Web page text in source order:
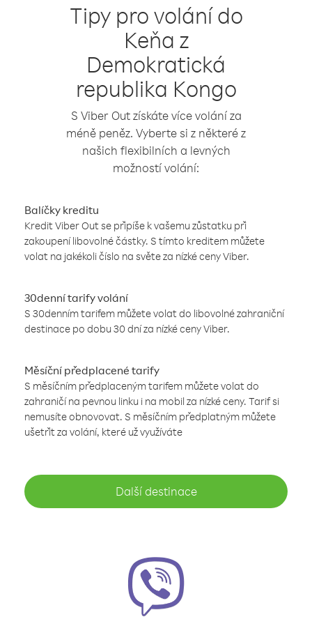
Tipy pro volání do
Keňa z
Demokratická
republika Kongo
S Viber Out získáte více volání za
méně peněz. Vyberte si z některé z
našich flexibilních a levných
možností volání:
Balíčky kreditu
Kredit Viber Out se připíše k vašemu zůstatku při
zakoupení libovolné částky. S tímto kreditem můžete
volat na jakékoli číslo na světe za nízké ceny Viber.
30denní tarify volání
S 30denním tarifem můžete volat do libovolné zahraniční
destinace po dobu 30 dní za nízké ceny Viber.
Měsíční předplacené tarify
S měsíčním předplaceným tarifem můžete volat do
zahraničí na pevnou linku i na mobil za nízké ceny. Tarif si
nemusíte obnovovat. S měsíčním předplatným můžete
ušetřit za volání, které už využíváte
Další destinace